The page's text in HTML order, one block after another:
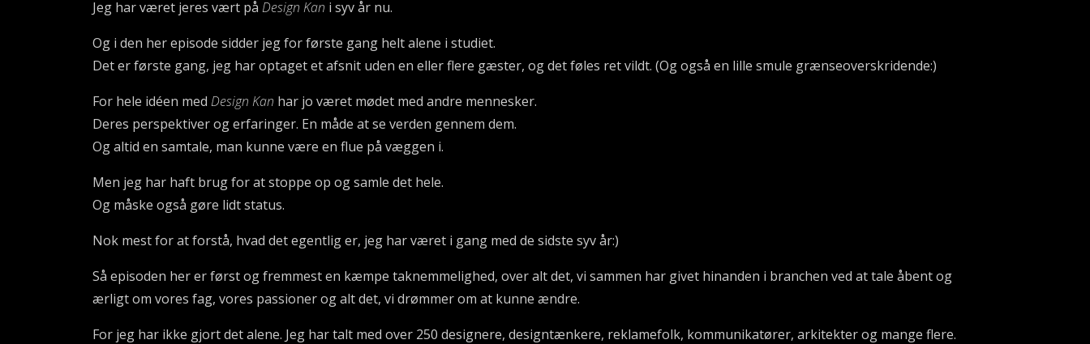
Jeg har været jeres vært på Design Kan i syv år nu.
Og i den her episode sidder jeg for første gang helt alene i studiet.
Det er første gang, jeg har optaget et afsnit uden en eller flere gæster, og det føles ret vildt. (Og også en lille smule grænseoverskridende:)
For hele idéen med Design Kan har jo været mødet med andre mennesker.
Deres perspektiver og erfaringer. En måde at se verden gennem dem.
Og altid en samtale, man kunne være en flue på væggen i.
Men jeg har haft brug for at stoppe op og samle det hele.
Og måske også gøre lidt status.
Nok mest for at forstå, hvad det egentlig er, jeg har været i gang med de sidste syv år:)
Så episoden her er først og fremmest en kæmpe taknemmelighed, over alt det, vi sammen har givet hinanden i branchen ved at tale åbent og
ærligt om vores fag, vores passioner og alt det, vi drømmer om at kunne ændre.
For jeg har ikke gjort det alene. Jeg har talt med over 250 designere, designtænkere, reklamefolk, kommunikatører, arkitekter og mange flere.